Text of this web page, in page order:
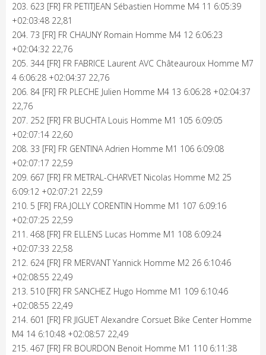
203. 623 [FR] FR PETITJEAN Sébastien Homme M4 11 6:05:39
+02:03:48 22,81
204. 73 [FR] FR CHAUNY Romain Homme M4 12 6:06:23
+02:04:32 22,76
205. 344 [FR] FR FABRICE Laurent AVC Châteauroux Homme M7
4 6:06:28 +02:04:37 22,76
206. 84 [FR] FR PLECHE Julien Homme M4 13 6:06:28 +02:04:37
22,76
207. 252 [FR] FR BUCHTA Louis Homme M1 105 6:09:05
+02:07:14 22,60
208. 33 [FR] FR GENTINA Adrien Homme M1 106 6:09:08
+02:07:17 22,59
209. 667 [FR] FR METRAL-CHARVET Nicolas Homme M2 25
6:09:12 +02:07:21 22,59
210. 5 [FR] FRA JOLLY CORENTIN Homme M1 107 6:09:16
+02:07:25 22,59
211. 468 [FR] FR ELLENS Lucas Homme M1 108 6:09:24
+02:07:33 22,58
212. 624 [FR] FR MERVANT Yannick Homme M2 26 6:10:46
+02:08:55 22,49
213. 510 [FR] FR SANCHEZ Hugo Homme M1 109 6:10:46
+02:08:55 22,49
214. 601 [FR] FR JIGUET Alexandre Corsuet Bike Center Homme
M4 14 6:10:48 +02:08:57 22,49
215. 467 [FR] FR BOURDON Benoit Homme M1 110 6:11:38